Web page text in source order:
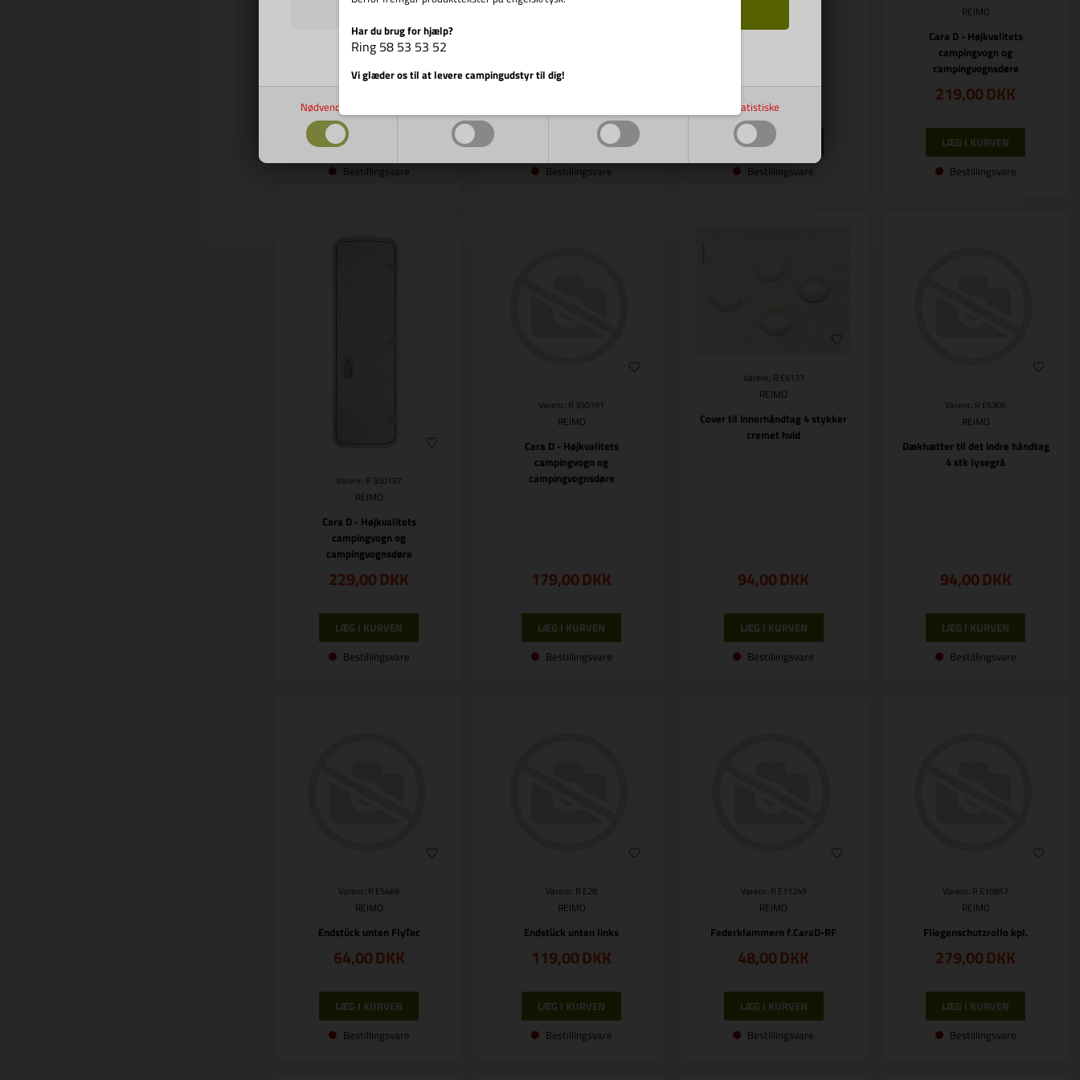
Nødvendige Statistiske
Cara D - Højkvalitets
campingvogn og
campingvognsdøre
199,00
Bestillingsvare
campingvognsdøre
Bestillingsvare
219,00DKK
Bestillingsvare
REIMO
Cara D - Højkvalitets
campingvogn og
campingvognsdøre
219,00DKK
Bestillingsvare
Varenr.: R 350197
REIMO
Cara D - Højkvalitets
campingvogn og
campingvognsdøre
229,00DKK
Bestillingsvare
Varenr.: R 350191
REIMO
Cara D - Højkvalitets
campingvogn og
campingvognsdøre
179,00DKK
Bestillingsvare
Varenr.: R E6137
REIMO
Cover til innerhåndtag 4 stykker
cremet hvid
94,00DKK
Bestillingsvare
Varenr.: R E6306
REIMO
Dækhætter til det indre håndtag
4 stk lysegrå
94,00DKK
Bestillingsvare
Varenr.: R E5469
REIMO
Endstück unten FlyTec
64,00DKK
Bestillingsvare
Varenr.: R E28
REIMO
Endstück unten links
119,00DKK
Bestillingsvare
Varenr.: R E11249
REIMO
Federklammern f.CaraD-RF
48,00DKK
Bestillingsvare
Varenr.: R E10857
REIMO
Fliegenschutzrollo kpl.
279,00DKK
Bestillingsvare
Har du brug for hjælp?
Ring 58 53 53 52
Vi glæder os til at levere campingudstyr til dig!